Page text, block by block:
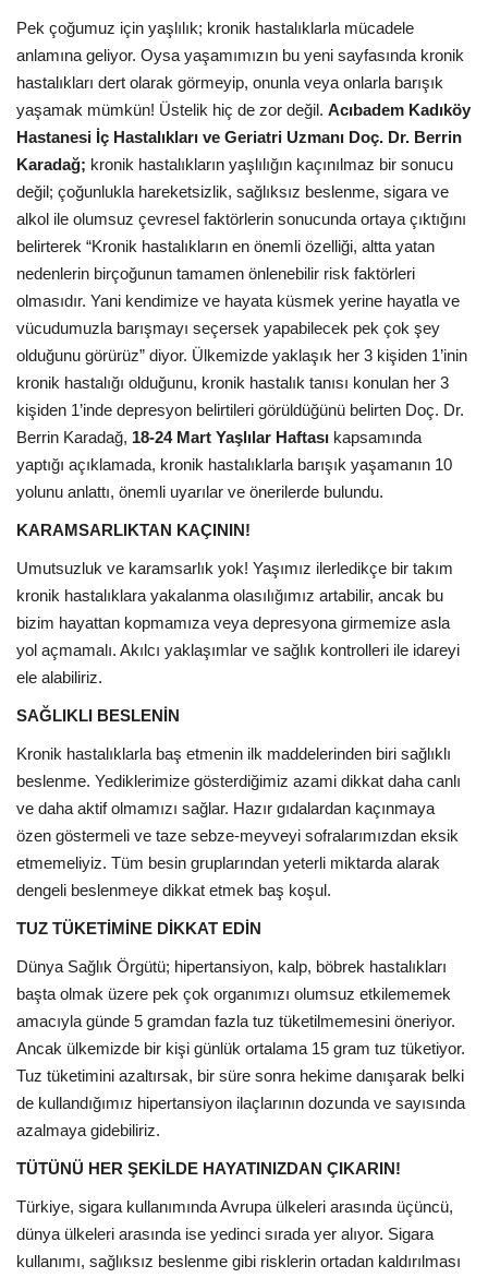
Pek çoğumuz için yaşlılık; kronik hastalıklarla mücadele
anlamına geliyor. Oysa yaşamımızın bu yeni sayfasında kronik
hastalıkları dert olarak görmeyip, onunla veya onlarla barışık
yaşamak mümkün! Üstelik hiç de zor değil. Acıbadem Kadıköy
Hastanesi İç Hastalıkları ve Geriatri Uzmanı Doç. Dr. Berrin
Karadağ; kronik hastalıkların yaşlılığın kaçınılmaz bir sonucu
değil; çoğunlukla hareketsizlik, sağlıksız beslenme, sigara ve
alkol ile olumsuz çevresel faktörlerin sonucunda ortaya çıktığını
belirterek “Kronik hastalıkların en önemli özelliği, altta yatan
nedenlerin birçoğunun tamamen önlenebilir risk faktörleri
olmasıdır. Yani kendimize ve hayata küsmek yerine hayatla ve
vücudumuzla barışmayı seçersek yapabilecek pek çok şey
olduğunu görürüz” diyor. Ülkemizde yaklaşık her 3 kişiden 1’inin
kronik hastalığı olduğunu, kronik hastalık tanısı konulan her 3
kişiden 1’inde depresyon belirtileri görüldüğünü belirten Doç. Dr.
Berrin Karadağ, 18-24 Mart Yaşlılar Haftası kapsamında
yaptığı açıklamada, kronik hastalıklarla barışık yaşamanın 10
yolunu anlattı, önemli uyarılar ve önerilerde bulundu.
KARAMSARLIKTAN KAÇININ!
Umutsuzluk ve karamsarlık yok! Yaşımız ilerledikçe bir takım
kronik hastalıklara yakalanma olasılığımız artabilir, ancak bu
bizim hayattan kopmamıza veya depresyona girmemize asla
yol açmamalı. Akılcı yaklaşımlar ve sağlık kontrolleri ile idareyi
ele alabiliriz.
SAĞLIKLI BESLENİN
Kronik hastalıklarla baş etmenin ilk maddelerinden biri sağlıklı
beslenme. Yediklerimize gösterdiğimiz azami dikkat daha canlı
ve daha aktif olmamızı sağlar. Hazır gıdalardan kaçınmaya
özen göstermeli ve taze sebze-meyveyi sofralarımızdan eksik
etmemeliyiz. Tüm besin gruplarından yeterli miktarda alarak
dengeli beslenmeye dikkat etmek baş koşul.
TUZ TÜKETİMİNE DİKKAT EDİN
Dünya Sağlık Örgütü; hipertansiyon, kalp, böbrek hastalıkları
başta olmak üzere pek çok organımızı olumsuz etkilememek
amacıyla günde 5 gramdan fazla tuz tüketilmemesini öneriyor.
Ancak ülkemizde bir kişi günlük ortalama 15 gram tuz tüketiyor.
Tuz tüketimini azaltırsak, bir süre sonra hekime danışarak belki
de kullandığımız hipertansiyon ilaçlarının dozunda ve sayısında
azalmaya gidebiliriz.
TÜTÜNÜ HER ŞEKİLDE HAYATINIZDAN ÇIKARIN!
Türkiye, sigara kullanımında Avrupa ülkeleri arasında üçüncü,
dünya ülkeleri arasında ise yedinci sırada yer alıyor. Sigara
kullanımı, sağlıksız beslenme gibi risklerin ortadan kaldırılması